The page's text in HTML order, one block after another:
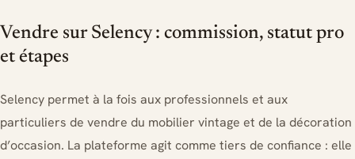
Vendre sur Selency : commission, statut pro
et étapes
Selency permet à la fois aux professionnels et aux
particuliers de vendre du mobilier vintage et de la décoration
d’occasion. La plateforme agit comme tiers de confiance : elle